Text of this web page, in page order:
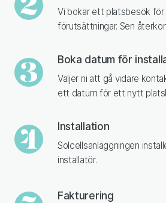
Vi bokar ett platsbesök
förutsättningar. Sen
Boka datum för
Väljer ni att gå vidare
ett datum för ett nytt
Installation
Solcellsanläggningen
installatör.
Fakturering